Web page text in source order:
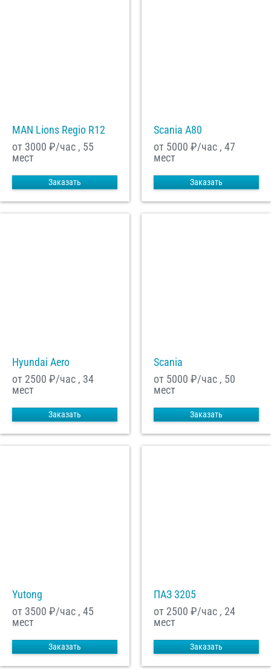
MAN Lions Regio R12
от 3000 ₽/час , 55
мест
Заказать
Scania A80
от 5000 ₽/час , 47
мест
Заказать
Hyundai Aero
от 2500 ₽/час , 34
мест
Заказать
Scania
от 5000 ₽/час , 50
мест
Заказать
Yutong
от 3500 ₽/час , 45
мест
Заказать
ПАЗ 3205
от 2500 ₽/час , 24
мест
Заказать